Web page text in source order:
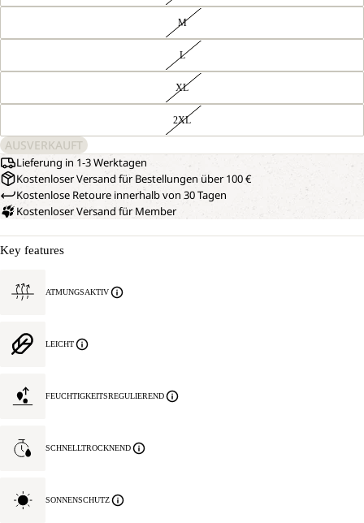
M
L
XL
2XL
AUSVERKAUFT
Lieferung in 1-3 Werktagen
Kostenloser Versand für Bestellungen über 100 €
Kostenlose Retoure innerhalb von 30 Tagen
Kostenloser Versand für Member
Key features
ATMUNGSAKTIV
LEICHT
FEUCHTIGKEITSREGULIEREND
SCHNELLTROCKNEND
SONNENSCHUTZ